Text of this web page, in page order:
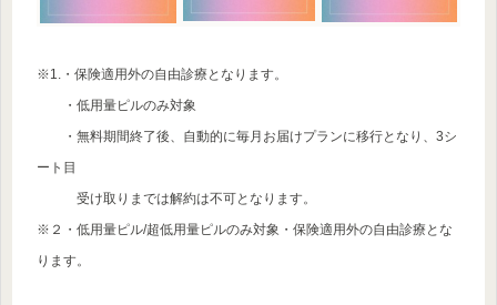
※1.・保険適用外の自由診療となります。
・低用量ピルのみ対象
・無料期間終了後、自動的に毎月お届けプランに移行となり、3シ
ート目
受け取りまでは解約は不可となります。
※２・低用量ピル/超低用量ピルのみ対象・保険適用外の自由診療とな
ります。